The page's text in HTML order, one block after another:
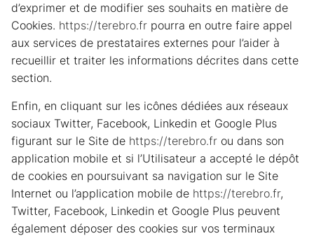
d’exprimer et de modifier ses souhaits en matière de
Cookies. https://terebro.fr pourra en outre faire appel
aux services de prestataires externes pour l’aider à
recueillir et traiter les informations décrites dans cette
section.
Enfin, en cliquant sur les icônes dédiées aux réseaux
sociaux Twitter, Facebook, Linkedin et Google Plus
figurant sur le Site de https://terebro.fr ou dans son
application mobile et si l’Utilisateur a accepté le dépôt
de cookies en poursuivant sa navigation sur le Site
Internet ou l’application mobile de https://terebro.fr,
Twitter, Facebook, Linkedin et Google Plus peuvent
également déposer des cookies sur vos terminaux